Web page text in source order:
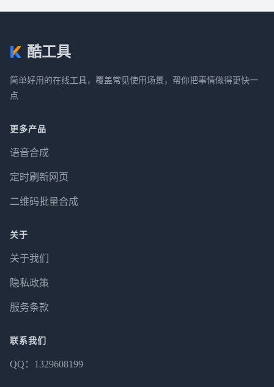
酷工具
简单好用的在线工具，覆盖常见使用场景，帮你把事情做得更快一
点
更多产品
语音合成
定时刷新网页
二维码批量合成
关于
关于我们
隐私政策
服务条款
联系我们
QQ：1329608199